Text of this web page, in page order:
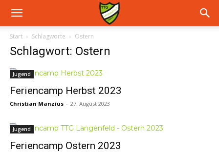
Start Schlagworte Ostern
Schlagwort: Ostern
Jugend
Feriencamp Herbst 2023
Christian Manzius - 27. August 2023
Jugend
Feriencamp Ostern 2023